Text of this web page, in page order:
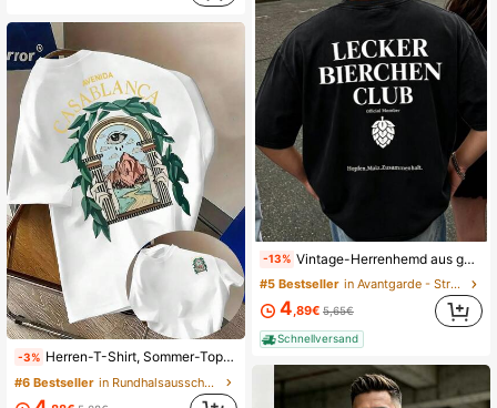
-3% Herren-T-Shirt, Sommer-Tops mit Buchstabenprint, lässiges Herren-T-Shirt – modisches, doppelseitiges Grafik-T-Shirt, bequemes Polyestergewebe, Rundhalsausschnitt, Streetwear
#6 Bestseller in Rundhalsausschnitt Herren T-Shirts
-13% Vintage-Herrenhemd aus gewaschener Baumwolle mit kurzen Ärmeln und Rundhalsausschnitt, Retro-Streetstyle, geeignet für Freizeit, Sport und Ausgehen, Sommeroberteil
#5 Bestseller in Avantgarde - Street Casual Herren T-Shirts
4,89€ 5,65€
Schnellversand